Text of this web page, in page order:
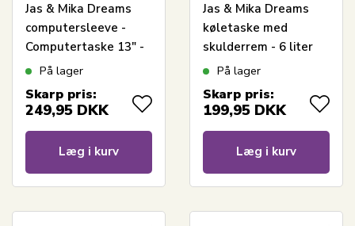
Jas & Mika Dreams
computersleeve -
Computertaske 13" -
LillaPå lager
Skarp pris:
249,95 DKK
Læg i kurv
Jas & Mika Dreams
køletaske med
skulderrem - 6 liter
På lager
Skarp pris:
199,95 DKK
Læg i kurv